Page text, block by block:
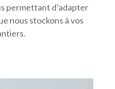
permettant d’adapter
nous stockons à vos